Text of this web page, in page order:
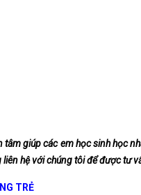
giúp các em học sinh học
hệ với chúng tôi để được tư
TRẺ